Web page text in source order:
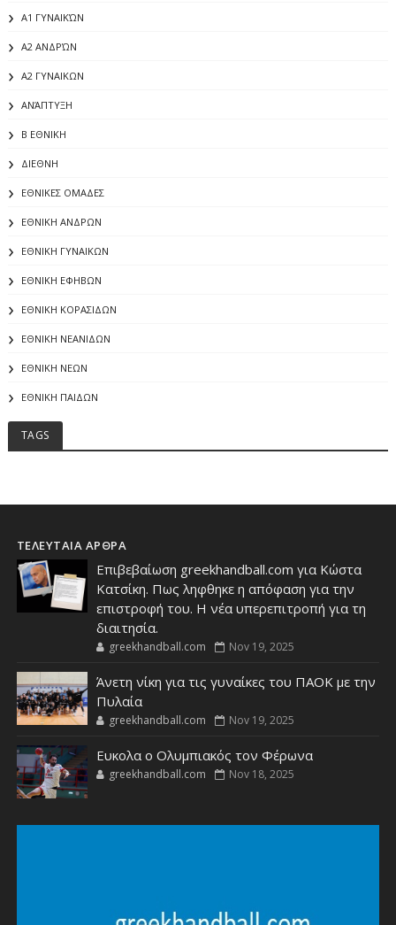
Α1 ΓΥΝΑΙΚΏΝ
Α2 ΑΝΔΡΏΝ
Α2 ΓΥΝΑΙΚΩΝ
ΑΝΆΠΤΥΞΗ
Β ΕΘΝΙΚΗ
ΔΙΕΘΝΗ
ΕΘΝΙΚΕΣ ΟΜΑΔΕΣ
ΕΘΝΙΚΗ ΑΝΔΡΩΝ
ΕΘΝΙΚΗ ΓΥΝΑΙΚΩΝ
ΕΘΝΙΚΗ ΕΦΗΒΩΝ
ΕΘΝΙΚΗ ΚΟΡΑΣΙΔΩΝ
ΕΘΝΙΚΗ ΝΕΑΝΙΔΩΝ
ΕΘΝΙΚΗ ΝΕΩΝ
ΕΘΝΙΚΗ ΠΑΙΔΩΝ
TAGS
ΤΕΛΕΥΤΑΙΑ ΑΡΘΡΑ
Επιβεβαίωση greekhandball.com για Κώστα
Κατσίκη. Πως ληφθηκε η απόφαση για την
επιστροφή του. Η νέα υπερεπιτροπή για τη
διαιτησία.
greekhandball.com Nov 19, 2025
Άνετη νίκη για τις γυναίκες του ΠΑΟΚ με την
Πυλαία
greekhandball.com Nov 19, 2025
Ευκολα ο Ολυμπιακός τον Φέρωνα
greekhandball.com Nov 18, 2025